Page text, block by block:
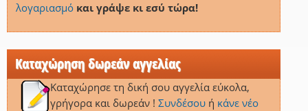
λογαριασμό και γράψε κι εσύ τώρα!
Καταχώρηση δωρεάν αγγελίας
Καταχώρησε τη δική σου αγγελία εύκολα,
γρήγορα και δωρεάν ! Συνδέσουή κάνε νέο